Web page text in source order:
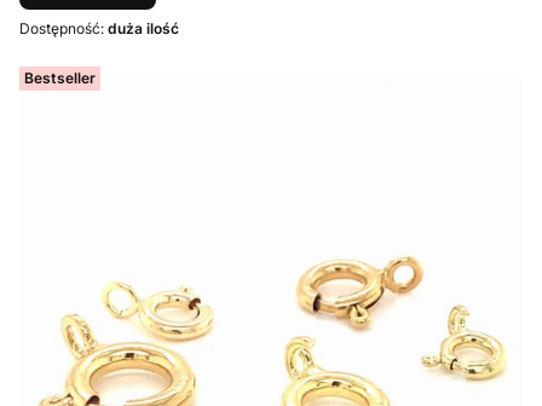
Dostępność: duża ilość
Bestseller